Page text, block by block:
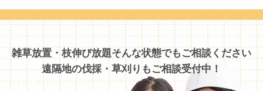
雑草放置・枝伸び放題そんな状態でもご相談ください
遠隔地の伐採・草刈りもご相談受付中！